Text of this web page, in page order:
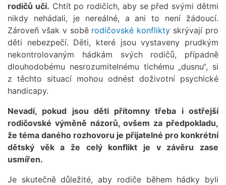
rodičů učí. Chtít po rodičích, aby se před svými dětmi
nikdy nehádali, je nereálné, a ani to není žádoucí.
Zároveň však v sobě rodičovské konflikty skrývají pro
děti nebezpečí. Děti, které jsou vystaveny prudkým
nekontrolovaným hádkám svých rodičů, případně
dlouhodobému nesrozumitelnému tichému „dusnu“, si
z těchto situací mohou odnést doživotní psychické
handicapy.
Nevadí, pokud jsou děti přítomny třeba i ostřejší
rodičovské výměně názorů, ovšem za předpokladu,
že téma daného rozhovoru je přijatelné pro konkrétní
dětský věk a že celý konflikt je v závěru zase
usmířen.
Je skutečně důležité, aby rodiče během hádky byli